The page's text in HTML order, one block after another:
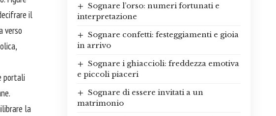
il
verso
portali
la
Sognare l’orso: numeri fortunati e
interpretazione
Sognare confetti: festeggiamenti e gioia
in arrivo
Sognare i ghiaccioli: freddezza emotiva
e piccoli piaceri
Sognare di essere invitati a un
matrimonio